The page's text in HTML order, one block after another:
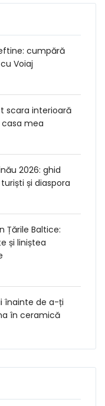
cumpără
Voiaj
scara interioară
mea
2026: ghid
și diaspora
Țările Baltice:
și liniștea
înainte de a-ți
în ceramică